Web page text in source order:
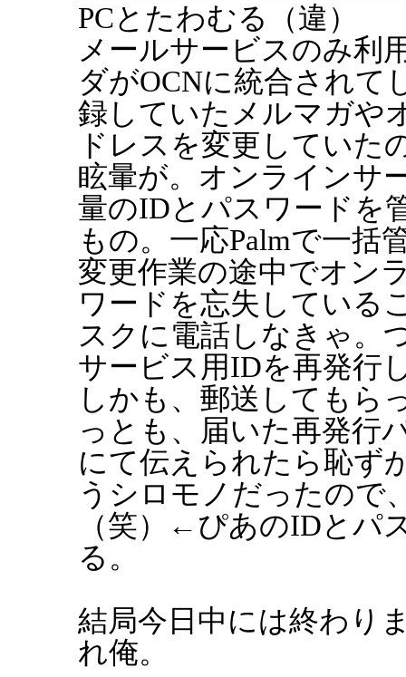
PCとたわむる（違）
メールサービスのみ利
ダがOCNに統合されて
録していたメルマガや
ドレスを変更していた
眩暈が。オンラインサ
量のIDとパスワードを
もの。一応Palmで一括
変更作業の途中でオン
ワードを忘失している
スクに電話しなきゃ。
サービス用IDを再発行
しかも、郵送してもら
っとも、届いた再発行
にて伝えられたら恥ず
うシロモノだったので
（笑）←ぴあのIDとパ
る。
結局今日中には終わり
れ俺。